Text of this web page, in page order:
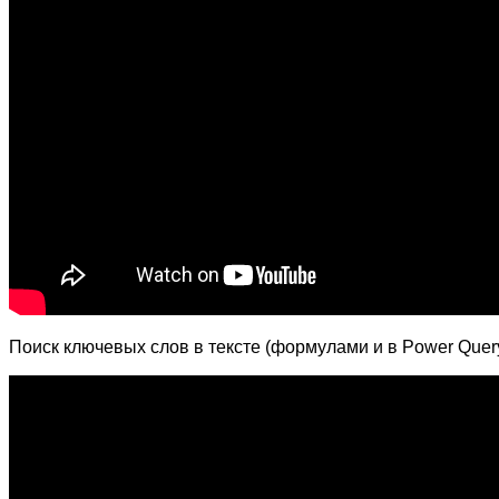
Поиск ключевых слов в тексте (формулами и в Power